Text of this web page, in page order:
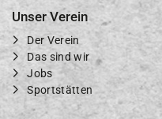
Unser Verein
Der Verein
Das sind wir
Jobs
Sportstätten